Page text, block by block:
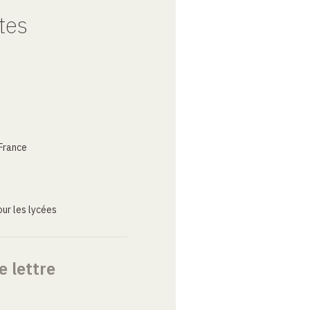
les lycées
lettre